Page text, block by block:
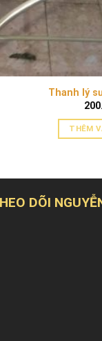
Thanh lý
THÊM
DÕI